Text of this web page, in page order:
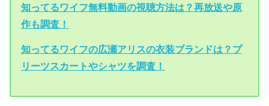
知ってるワイフ無料動画の視聴方法は？再放送や原
作も調査！
知ってるワイフの広瀬アリスの衣装ブランドは？プ
リーツスカートやシャツを調査！